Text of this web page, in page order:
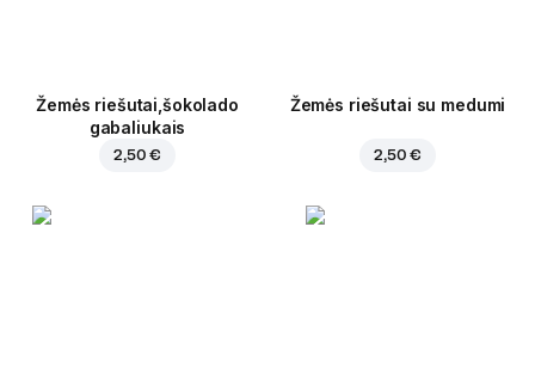
Žemės riešutai,šokolado
gabaliukais
2,50 €
Žemės riešutai su medumi
2,50 €